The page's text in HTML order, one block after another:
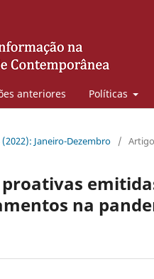
anteriores Políticas
(2022): Janeiro-Dezembro /
na